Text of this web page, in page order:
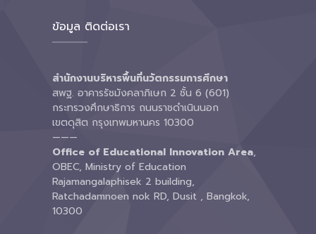
ข้อมูล ติดต่อเรา
สำนักงานบริหารพื้นที่นวัตกรรมการศึกษา
สพฐ. อาคารรัชมังคลาภิเษก 2 ชั้น 6 (601)
กระทรวงศึกษาธิการ ถนนราชดำเนินนอก
เขตดุสิต กรุงเทพมหานคร 10300
———
Office of Educational Innovation Area,
OBEC, Ministry of Education
Rajamangalaphisek 2 building,
Ratchadamnoen nok RD, Dusit , Bangkok,
10300